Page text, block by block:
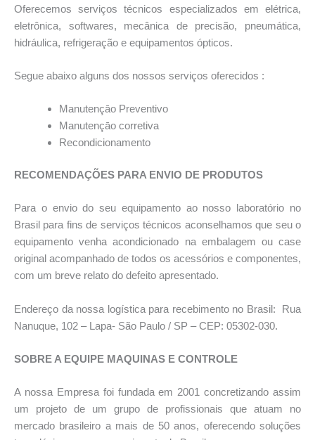
Oferecemos serviços técnicos especializados em elétrica,
eletrônica, softwares, mecânica de precisão, pneumática,
hidráulica, refrigeração e equipamentos ópticos.
Segue abaixo alguns dos nossos serviços oferecidos :
Manutençāo Preventivo
Manutençāo corretiva
Recondicionamento
RECOMENDAÇÕES PARA ENVIO DE PRODUTOS
Para o envio do seu equipamento ao nosso laboratório no
Brasil para fins de serviços técnicos aconselhamos que seu o
equipamento venha acondicionado na embalagem ou case
original acompanhado de todos os acessórios e componentes,
com um breve relato do defeito apresentado.
Endereço da nossa logística para recebimento no Brasil: Rua
Nanuque, 102 – Lapa- São Paulo / SP – CEP: 05302-030.
SOBRE A EQUIPE MAQUINAS E CONTROLE
A nossa Empresa foi fundada em 2001 concretizando assim
um projeto de um grupo de profissionais que atuam no
mercado brasileiro a mais de 50 anos, oferecendo soluções